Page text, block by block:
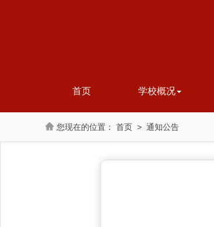
首页 学校概况
首页 > 通知公告